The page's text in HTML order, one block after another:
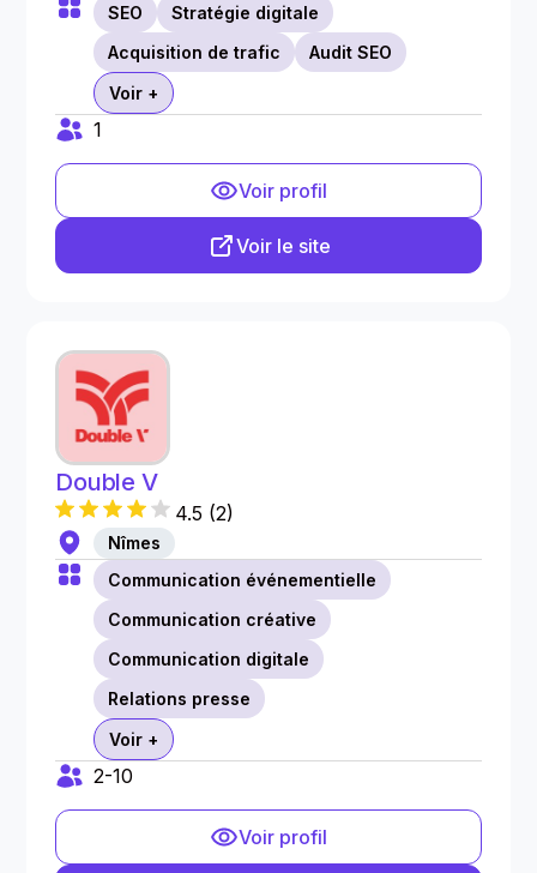
SEO
Stratégie digitale
Acquisition de trafic
Audit SEO
Voir +
1
Voir profil
Voir le site
Double V
4.5 (2)
Nîmes
Communication événementielle
Communication créative
Communication digitale
Relations presse
Voir +
2-10
Voir profil